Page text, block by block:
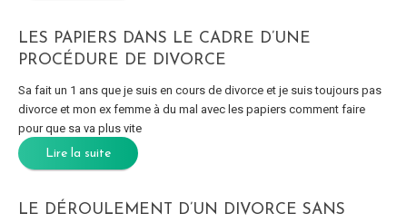
LES PAPIERS DANS LE CADRE D’UNE
PROCÉDURE DE DIVORCE
Sa fait un 1 ans que je suis en cours de divorce et je suis toujours pas
divorce et mon ex femme à du mal avec les papiers comment faire
pour que sa va plus vite
Lire la suite
LE DÉROULEMENT D’UN DIVORCE SANS